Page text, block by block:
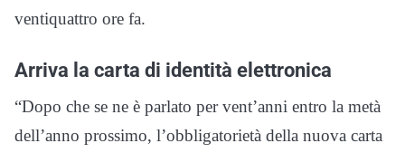
ventiquattro ore fa.
Arriva la carta di identità elettronica
“Dopo che se ne è parlato per vent’anni entro la metà
dell’anno prossimo, l’obbligatorietà della nuova carta